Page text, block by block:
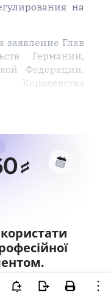
на
заявление Глав
Германии,
Федерации,
та отримайте